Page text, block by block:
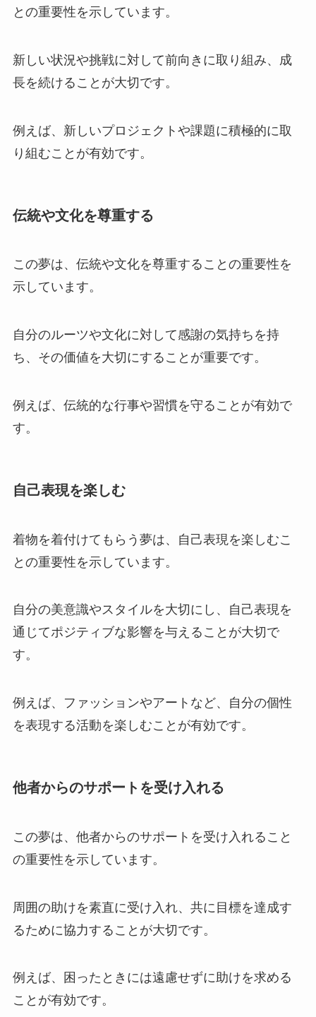
との重要性を示しています。
新しい状況や挑戦に対して前向きに取り組み、成
長を続けることが大切です。
例えば、新しいプロジェクトや課題に積極的に取
り組むことが有効です。
伝統や文化を尊重する
この夢は、伝統や文化を尊重することの重要性を
示しています。
自分のルーツや文化に対して感謝の気持ちを持
ち、その価値を大切にすることが重要です。
例えば、伝統的な行事や習慣を守ることが有効で
す。
自己表現を楽しむ
着物を着付けてもらう夢は、自己表現を楽しむこ
との重要性を示しています。
自分の美意識やスタイルを大切にし、自己表現を
通じてポジティブな影響を与えることが大切で
す。
例えば、ファッションやアートなど、自分の個性
を表現する活動を楽しむことが有効です。
他者からのサポートを受け入れる
この夢は、他者からのサポートを受け入れること
の重要性を示しています。
周囲の助けを素直に受け入れ、共に目標を達成す
るために協力することが大切です。
例えば、困ったときには遠慮せずに助けを求める
ことが有効です。